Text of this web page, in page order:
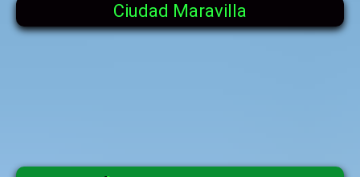
Ciudad Maravilla